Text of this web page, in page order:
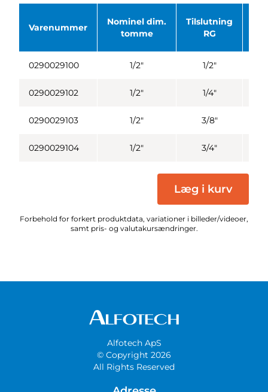
Varenummer
Nominel dim.
tomme
Tilslutning
RG
0290029100 1/2" 1/2"
0290029102 1/2" 1/4"
0290029103 1/2" 3/8"
0290029104 1/2" 3/4"
Læg i kurv
Forbehold for forkert produktdata, variationer i billeder/videoer,
samt pris- og valutakursændringer.
Alfotech ApS
© Copyright 2026
All Rights Reserved